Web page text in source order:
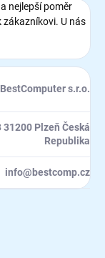
nejlepší poměr
U nás
BestComputer s.r.o.
Plzeň Česká
Republika
info@bestcomp.cz